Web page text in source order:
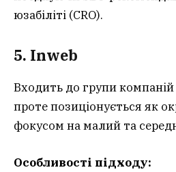
юзабіліті (CRO).
5. Inweb
Входить до групи
проте позиціонується як
фокусом на малий та
Особливості підходу: